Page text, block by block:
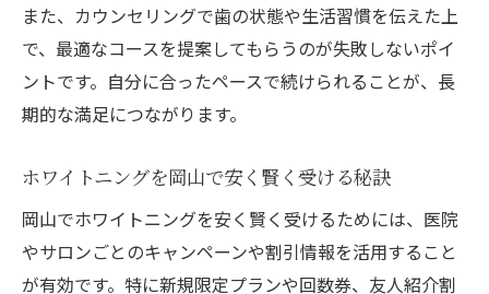
また、カウンセリングで歯の状態や生活習慣を伝えた上
で、最適なコースを提案してもらうのが失敗しないポイ
ントです。自分に合ったペースで続けられることが、長
期的な満足につながります。
ホワイトニングを岡山で安く賢く受ける秘訣
岡山でホワイトニングを安く賢く受けるためには、医院
やサロンごとのキャンペーンや割引情報を活用すること
が有効です。特に新規限定プランや回数券、友人紹介割